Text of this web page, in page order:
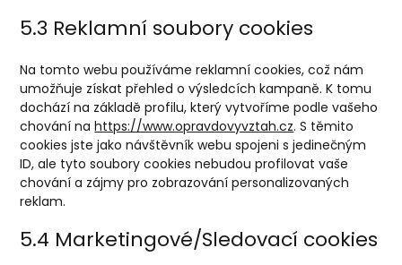
5.3 Reklamní soubory cookies
Na tomto webu používáme reklamní cookies, což nám
umožňuje získat přehled o výsledcích kampaně. K tomu
dochází na základě profilu, který vytvoříme podle vašeho
chování nahttps://www.opravdovyvztah.cz. S těmito
cookies jste jako návštěvník webu spojeni s jedinečným
ID, ale tyto soubory cookies nebudou profilovat vaše
chování a zájmy pro zobrazování personalizovaných
reklam.
5.4 Marketingové/Sledovací cookies